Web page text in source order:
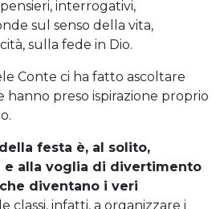
interrogativi,
sul senso della vita,
sulla fede in Dio.
Conte ci ha fatto ascoltare
hanno preso ispirazione proprio
festa è, al solito,
e alla voglia di divertimento
diventano i veri
classi, infatti, a organizzare i